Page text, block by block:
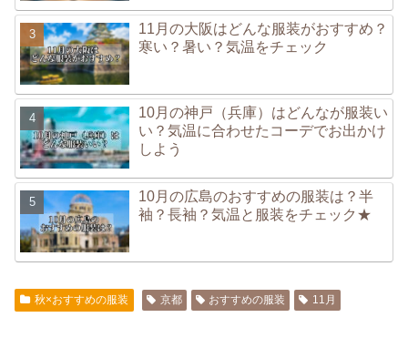
11月の大阪はどんな服装がおすすめ？
寒い？暑い？気温をチェック
10月の神戸（兵庫）はどんなが服装い
い？気温に合わせたコーデでお出かけ
しよう
10月の広島のおすすめの服装は？半
袖？長袖？気温と服装をチェック★
秋×おすすめの服装 京都 おすすめの服装 11月